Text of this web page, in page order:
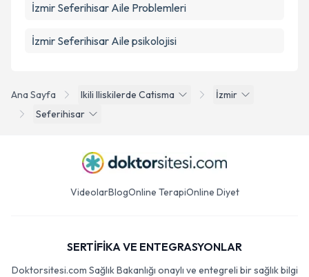
Ana Sayfa Ikili Iliskilerde Catisma
İzmir
Seferihisar
İzmir Seferihisar Aile Problemleri
İzmir Seferihisar Aile psikolojisi
VideolarBlogOnline TerapiOnline Diyet
SERTİFİKA VE ENTEGRASYONLAR
Doktorsitesi.com Sağlık Bakanlığı onaylı ve entegreli bir sağlık bilgi